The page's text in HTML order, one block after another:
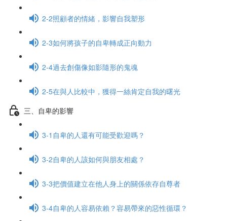
2-2照顧者的情緒，影響自我塑形
2-3如何將孩子的自卑轉成正向動力
2-4過去創傷像如影隨形的鬼魂
2-5在與人比較中，獲得一絲肯定自我的曙光
三、自卑的影響
3-1自卑的人還有可能受歡迎嗎？
3-2自卑的人該如何與朋友相處？
3-3把價值建立在他人身上的關係依存自尊者
3-4自卑的人容易依賴？容易帶來的惡性循環？